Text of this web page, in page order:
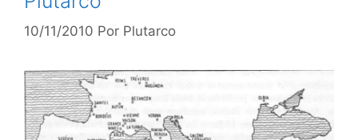
10/11/2010 Por Plutarco